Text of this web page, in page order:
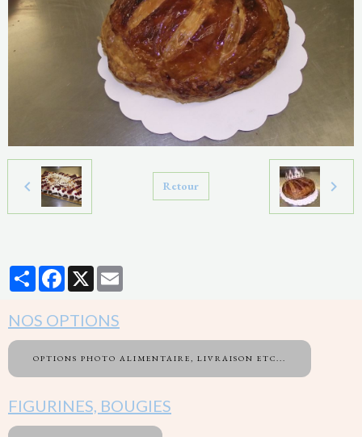
Retour
PartagerFacebook
X
NOS OPTIONS
OPTIONS PHOTO ALIMENTAIRE, LIVRAISON ETC...
FIGURINES, BOUGIES